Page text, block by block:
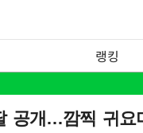
랭킹
공개…깜찍 귀요